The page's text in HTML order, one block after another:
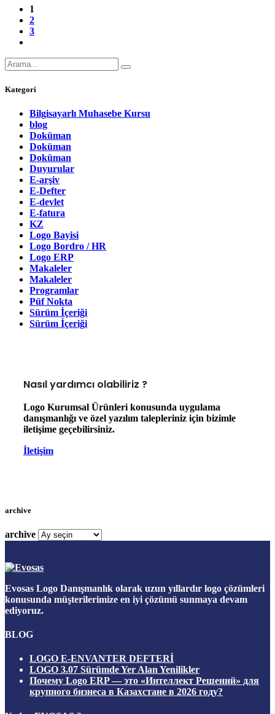
1
2
3
Kategori
Bilgisayarlı Muhasebe Kursu
blog
Doküman
Doküman
Doküman
Duyurular
E-arşiv
E-Defter
E-devlet
E-fatura
KZ
Logo Bayisi
Logo Bordro / HR
Logo ERP
Makaleler
Makaleler
Programlar
Püf Nokta
Sürüm İçeriği
Sürüm İçeriği
Nasıl yardımcı olabiliriz ?
Logo Kurumsal Ürünleri konusunda uygulama
danışmanlığı ve özel yazılım talepleriniz için bizimle
iletişime geçebilirsiniz.
İletişim
archive
archive
Evosas Logo Danışmanlık olarak uzun yıllardır logo çözümleri
konusunda müşterilerimize en iyi çözümü sunmaya devam
ediyoruz.
BLOG
LOGO E-ENVANTER DEFTERİ
LOGO 3.07 Sürümde Yer Alan Yenilikler
Почему Logo ERP — это «Интеллект Решений» для
крупного бизнеса в Казахстане в 2026 году?